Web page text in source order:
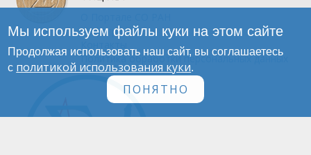
Инфографика
Политика обработки персональных данных
Мы используем файлы куки на этом сайте
Продолжая использовать наш сайт, вы соглашаетесь
с политикой использования куки.
ПОНЯТНО